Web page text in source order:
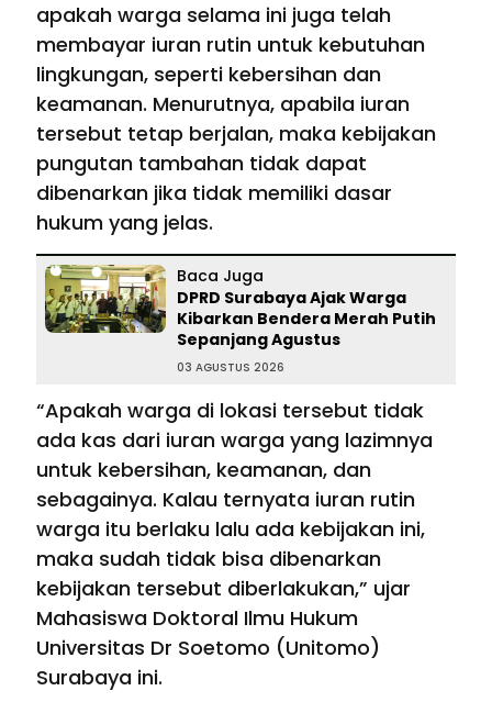
apakah warga selama ini juga telah
membayar iuran rutin untuk kebutuhan
lingkungan, seperti kebersihan dan
keamanan. Menurutnya, apabila iuran
tersebut tetap berjalan, maka kebijakan
pungutan tambahan tidak dapat
dibenarkan jika tidak memiliki dasar
hukum yang jelas.
Baca Juga
DPRD Surabaya Ajak Warga
Kibarkan Bendera Merah Putih
Sepanjang Agustus
03 AGUSTUS 2026
“Apakah warga di lokasi tersebut tidak
ada kas dari iuran warga yang lazimnya
untuk kebersihan, keamanan, dan
sebagainya. Kalau ternyata iuran rutin
warga itu berlaku lalu ada kebijakan ini,
maka sudah tidak bisa dibenarkan
kebijakan tersebut diberlakukan,” ujar
Mahasiswa Doktoral Ilmu Hukum
Universitas Dr Soetomo (Unitomo)
Surabaya ini.